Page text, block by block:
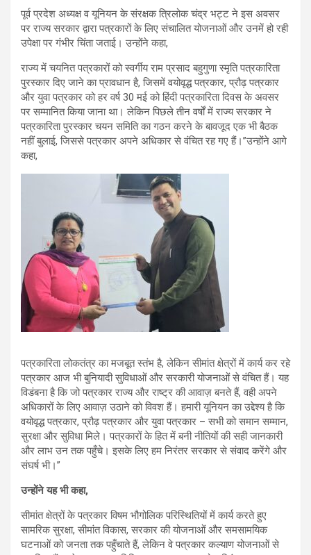
पूर्व प्रदेश अध्यक्ष व यूनियन के संरक्षक त्रिलोक चंद्र भट्ट ने इस अवसर
पर राज्य सरकार द्वारा पत्रकारों के लिए संचालित योजनाओं और उनमें हो रही
उपेक्षा पर गंभीर चिंता जताई। उन्होंने कहा,
राज्य में चयनित पत्रकारों को स्वर्गीय राम प्रसाद बहुगुणा स्मृति पत्रकारिता
पुरस्कार दिए जाने का प्रावधान है, जिसमें वयोवृद्ध पत्रकार, प्रौढ़ पत्रकार
और युवा पत्रकार को हर वर्ष 30 मई को हिंदी पत्रकारिता दिवस के अवसर
पर सम्मानित किया जाना था। लेकिन पिछले तीन वर्षों में राज्य सरकार ने
पत्रकारिता पुरस्कार चयन समिति का गठन करने के बावजूद एक भी बैठक
नहीं बुलाई, जिससे पत्रकार अपने अधिकार से वंचित रह गए हैं।”उन्होंने आगे
कहा,
पत्रकारिता लोकतंत्र का मजबूत स्तंभ है, लेकिन सीमांत क्षेत्रों में कार्य कर रहे
पत्रकार आज भी बुनियादी सुविधाओं और सरकारी योजनाओं से वंचित हैं। यह
विडंबना है कि जो पत्रकार राज्य और राष्ट्र की आवाज़ बनते हैं, वही अपने
अधिकारों के लिए आवाज़ उठाने को विवश हैं। हमारी यूनियन का उद्देश्य है कि
वयोवृद्ध पत्रकार, प्रौढ़ पत्रकार और युवा पत्रकार – सभी को समान सम्मान,
सुरक्षा और सुविधा मिले। पत्रकारों के हित में बनी नीतियों की सही जानकारी
और लाभ उन तक पहुँचे। इसके लिए हम निरंतर सरकार से संवाद करेंगे और
संघर्ष भी।”
उन्होंने यह भी कहा,
सीमांत क्षेत्रों के पत्रकार विषम भौगोलिक परिस्थितियों में कार्य करते हुए
सामरिक सुरक्षा, सीमांत विकास, सरकार की योजनाओं और समसामयिक
घटनाओं को जनता तक पहुँचाते हैं, लेकिन वे पत्रकार कल्याण योजनाओं से